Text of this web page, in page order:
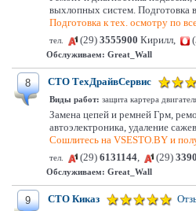
выхлопных систем. Подготовка
Подготовка к тех. осмотру по
тел. (29) 3555900 Кирилл,
Обслуживаем: Great_Wall
8 СТО ТехДрайвСервис
Виды работ: защита картера
Замена цепей и ремней Грм,
автоэлектроника, удаление
Сошлитесь на VSESTO.BY и
тел. (29) 6131144, (29)
Обслуживаем: Great_Wall
9 СТО Киказ